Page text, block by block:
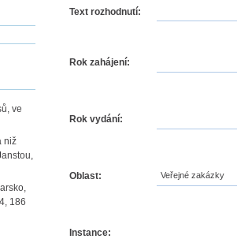
ve
niž
186
Text rozhodnutí:
Rok zahájení:
Rok vydání:
Oblast: Veřejné zakázky
Instance: